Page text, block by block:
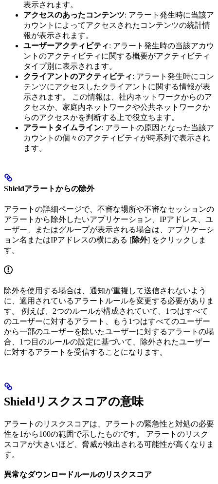
表示されます。
アクセスのあったコンテンツ: アラート発生時に当該ア
カウントによってアクセスされたコンテンツの統計情
報が表示されます。
ユーザーアクティビティ: アラート発生時の当該アカウ
ントのアクティビティに関する概要がアクティビティ
タイプ別に表示されます。
クライアントのアクティビティ: アラート発生時にコン
テンツにアクセスしたクライアントに関する情報が表
示されます。 この情報は、社内ネットワークからのア
クセスか、家庭内ネットワークや公共ネットワークか
らのアクセスかを判断する上で役立ちます。
アラートタイムライン: アラートの原因となった当該ア
カウントの個々のアクティビティが時系列で表示され
ます。
Shieldアラートからの除外
アラートの詳細ページで、不審な場所や不審なセッションの
アラートから除外したいアプリケーション、IPアドレス、ユ
ーザー、またはグループが表示される場合は、アプリケーシ
ョン名またはIPアドレスの横にある [除外] をクリックしま
す。
除外を使用する場合は、通知が重複して送信されないよう
に、適用されているアラートルールを変更する必要がありま
す。 例えば、2つのルールが構成されていて、1つはすべて
のユーザーに対するアラート、もう1つはすべてのユーザー
から一部のユーザーを除いたユーザーに対するアラートの場
合、1つ目のルールの設定に基づいて、除外されたユーザー
に対するアラートを受信することになります。
Shieldリスクスコアの意味
アラートのリスクスコアは、アラートの緊急性と対処の必要
性を1から100の範囲で示したものです。 アラートのリスク
スコアが大きいほど、脅威が検出される可能性が高くなりま
す。
異常なダウンロードルールのリスクスコア